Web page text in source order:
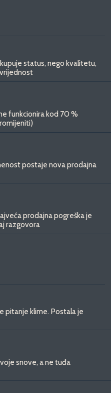
status, nego kvalitetu,
funkcionira kod 70 %
postaje nova prodajna
prodajna pogreška je
razgovora
pitanje klime. Postala je
snove, a ne tuđa